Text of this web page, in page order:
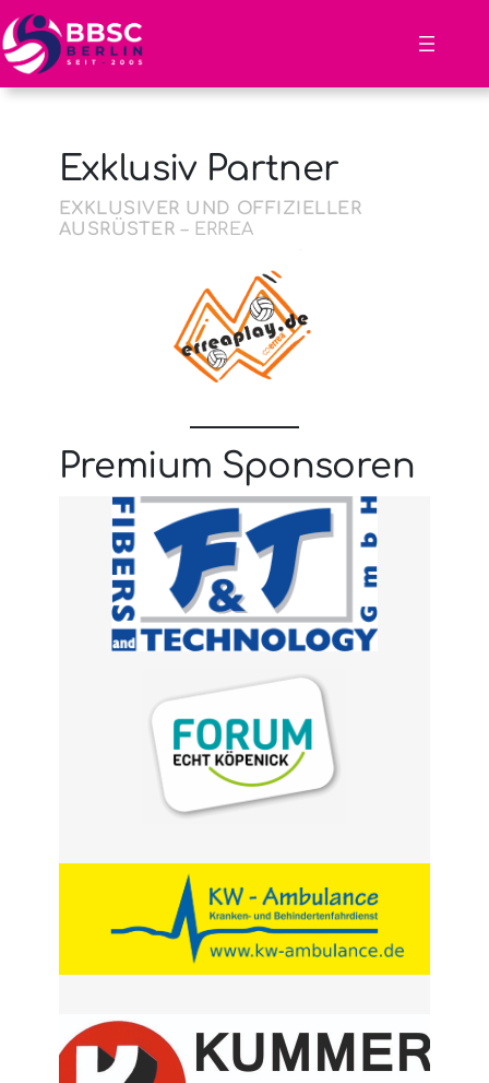
Zum
Inhalt
springen
Exklusiv Partner
EXKLUSIVER UND OFFIZIELLER
AUSRÜSTER – ERREA
Premium Sponsoren